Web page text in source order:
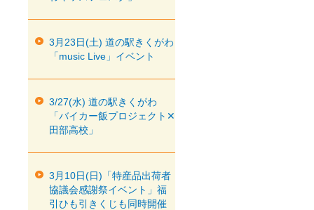
3月23日(土) 道の駅きくがわ
「music Live」イベント
3/27(水) 道の駅きくがわ
「バイカー飯プロジェクト✕
田部高校」
3月10日(日)「特産品出荷者
協議会感謝祭イベント」福
引ひも引きくじも同時開催